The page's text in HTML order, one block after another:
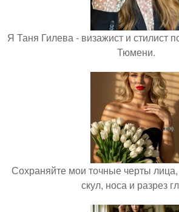
Я Таня Гилева - визажист и стилист
Тюмени.
Сохраняйте мои точные черты
скул, носа и разрез